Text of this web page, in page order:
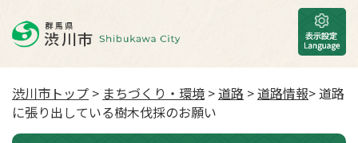
渋川市トップ > まちづくり・環境 >道路 >道路情報> 道路
に張り出している樹木伐採のお願い